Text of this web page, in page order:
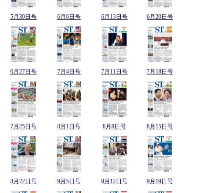
5月30日号 6月6日号 6月13日号 6月20日号
6月27日号 7月4日号 7月11日号 7月18日号
7月25日号 8月1日号 8月8日号 8月15日号
8月22日号 9月5日号 9月12日号 9月19日号